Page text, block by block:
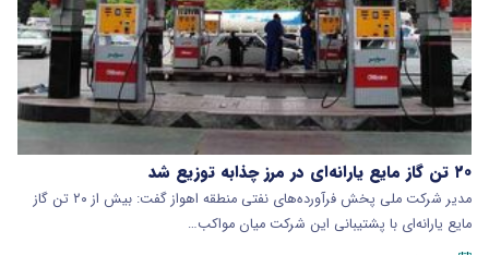
۲۰ تن گاز مایع یارانه‌ای در مرز چذابه توزیع شد
مدیر شرکت ملی پخش فرآورده‌های نفتی منطقه اهواز گفت: بیش از ۲۰ تن گاز
مایع یارانه‌ای با پشتیبانی این شرکت میان مواکب…